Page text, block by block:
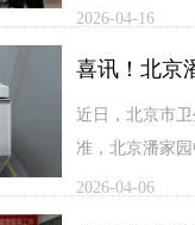
安全。
线”集中宣传月
保办王娜主任
入辖区社区开
传活动，将医保
群众身边。
2026-04-16
喜讯！北京
合医院PCR
近日，北京市
准，北京潘家
实验室新增12
2026-04-06